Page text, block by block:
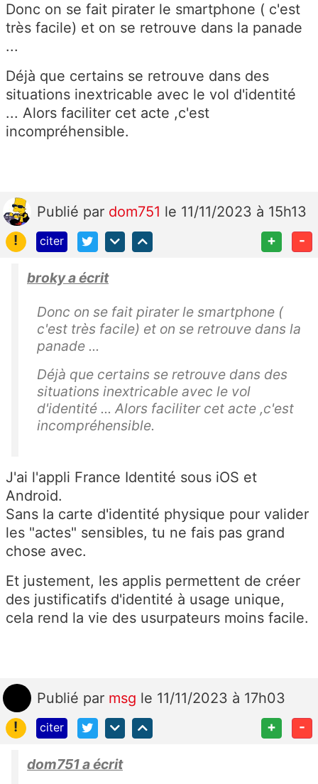
Donc on se fait pirater le smartphone ( c'est
très facile) et on se retrouve dans la panade
...
Déjà que certains se retrouve dans des
situations inextricable avec le vol d'identité
... Alors faciliter cet acte ,c'est
incompréhensible.
Publié par dom751 le 11/11/2023 à 15h13
!
citer + -
broky a écrit
Donc on se fait pirater le smartphone (
c'est très facile) et on se retrouve dans la
panade ...
Déjà que certains se retrouve dans des
situations inextricable avec le vol
d'identité ... Alors faciliter cet acte ,c'est
incompréhensible.
J'ai l'appli France Identité sous iOS et
Android.
Sans la carte d'identité physique pour valider
les "actes" sensibles, tu ne fais pas grand
chose avec.
Et justement, les applis permettent de créer
des justificatifs d'identité à usage unique,
cela rend la vie des usurpateurs moins facile.
Publié par msg le 11/11/2023 à 17h03
!
citer + -
dom751 a écrit